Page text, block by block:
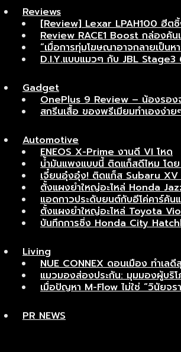
Reviews
[Review] Lexar LPAH100 ฮีตซิ้
Review RACE1 Boost กล่องคัน
“เมื่อการทุ่มโฆษณาอาจกลายเป็น
D.I.Y.แบบแมวๆ กับ JBL
Gadget
OnePlus 9 Review – น้องรอง
สกรีนเสื้อ ของพรีเมียมทำเองง่า
Automotive
ENEOS X-Prime งานดี VI โหด
น้ำมันแพงแบบนี้ ติดแก็สดีไหม โด
เจี๋ยนอุ๋งอุ๋ง! ติดแก็ส Subaru
ตั้งแผงยำใหญ่อะไหล่ Honda
แอดกาวประดับยนต์กับอีโค่คาร์คั
ตั้งแผงยำใหญ่อะไหล่ Toyota
บันทึกการซิ่ง Honda City
Living
NUE CONNEX ดอนเมือง ทำเลดี
แมวมองส่องประกัน: มุมมองผู้บริ
เมื่อปัญหา M-Flow ไม่ใช่ “วินัยจ
PR NEWS